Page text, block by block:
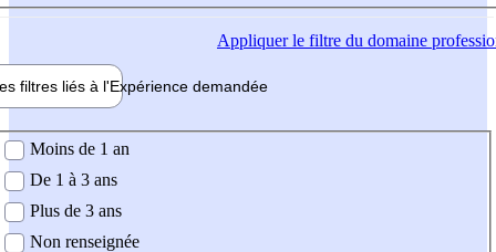
Appliquerle filtre du domaine
filtres liés à l'Expérience demandée
demandée
Moins de 1 an
De 1 à 3 ans
Plus de 3 ans
Non renseignée